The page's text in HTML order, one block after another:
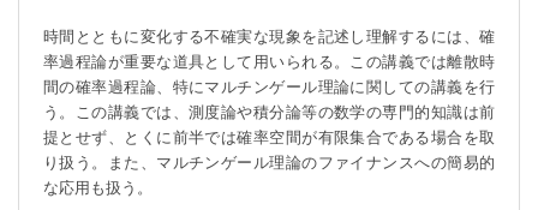
時間とともに変化する不確実な現象を記述し理解するには、確
率過程論が重要な道具として用いられる。この講義では離散時
間の確率過程論、特にマルチンゲール理論に関しての講義を行
う。この講義では、測度論や積分論等の数学の専門的知識は前
提とせず、とくに前半では確率空間が有限集合である場合を取
り扱う。また、マルチンゲール理論のファイナンスへの簡易的
な応用も扱う。